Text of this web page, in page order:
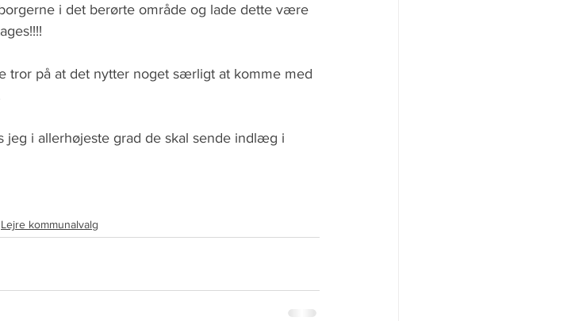
i det berørte område og lade dette være
tror på at det nytter noget særligt at komme med
jeg i allerhøjeste grad de skal sende indlæg i
Lejre kommunalvalg